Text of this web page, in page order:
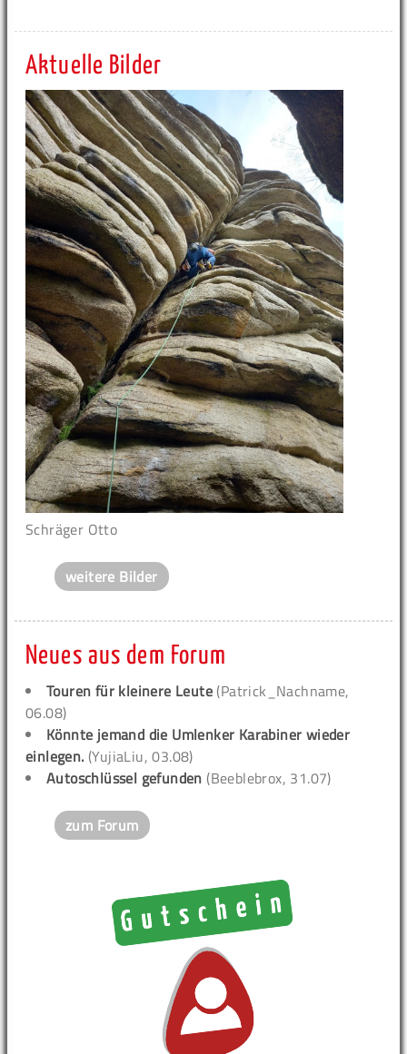
Aktuelle Bilder
Schräger Otto
weitere Bilder
Neues aus dem Forum
Touren für kleinere Leute (Patrick_Nachname,
06.08)
Könnte jemand die Umlenker Karabiner wieder
einlegen. (YujiaLiu, 03.08)
Autoschlüssel gefunden (Beeblebrox, 31.07)
zum Forum